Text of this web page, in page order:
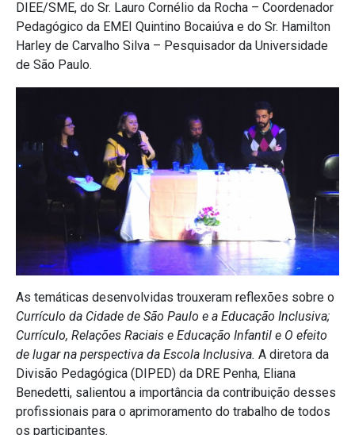
DIEE/SME, do Sr. Lauro Cornélio da Rocha – Coordenador
Pedagógico da EMEI Quintino Bocaiúva e do Sr. Hamilton
Harley de Carvalho Silva – Pesquisador da Universidade
de São Paulo.
As temáticas desenvolvidas trouxeram reflexões sobre o
Currículo da Cidade de São Paulo e a Educação Inclusiva;
Currículo, Relações Raciais e Educação Infantil e O efeito
de lugar na perspectiva da Escola Inclusiva. A diretora da
Divisão Pedagógica (DIPED) da DRE Penha, Eliana
Benedetti, salientou a importância da contribuição desses
profissionais para o aprimoramento do trabalho de todos
os participantes.